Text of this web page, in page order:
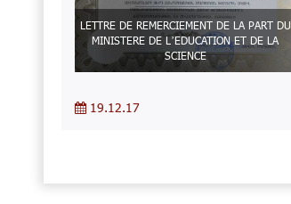
LETTRE DE REMERCIEMENT DE LA PART DU
MINISTERE DE L’EDUCATION ET DE LA
SCIENCE
19.12.17